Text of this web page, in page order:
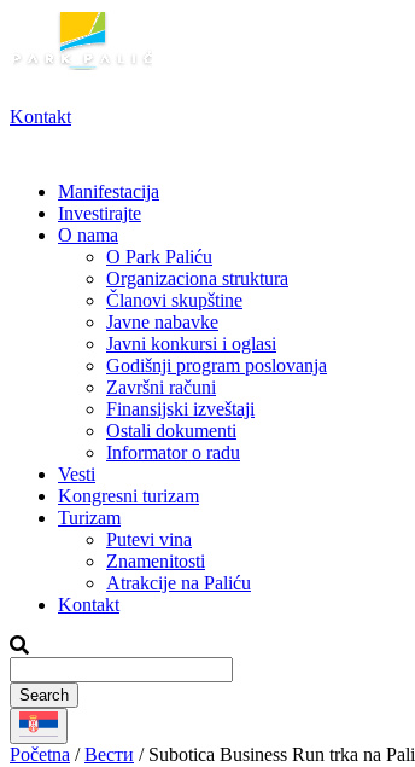
sadržaj
Kontakt
Manifestacija
Investirajte
O nama
O Park Paliću
Organizaciona struktura
Članovi skupštine
Javne nabavke
Javni konkursi i oglasi
Godišnji program poslovanja
Završni računi
Finansijski izveštaji
Ostali dokumenti
Informator o radu
Vesti
Kongresni turizam
Turizam
Putevi vina
Znamenitosti
Atrakcije na Paliću
Kontakt
Početna / Вести / Subotica Business Run trka na